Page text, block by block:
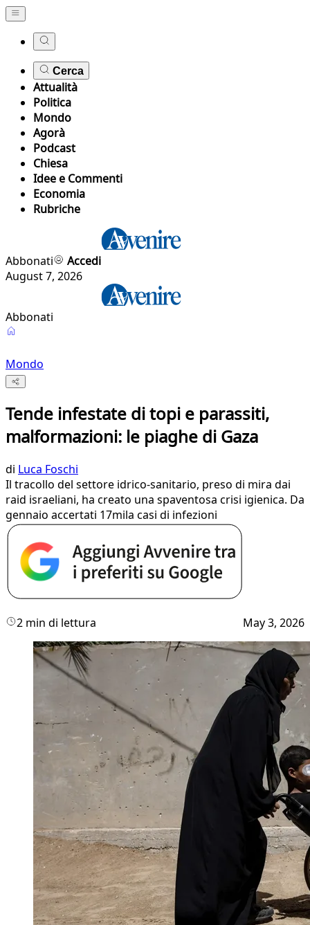
Cerca
Attualità
Politica
Mondo
Agorà
Podcast
Chiesa
Idee e Commenti
Economia
Rubriche
Abbonati
Accedi
August 7, 2026
Abbonati
Mondo
Tende infestate di topi e parassiti,
malformazioni: le piaghe di Gaza
di Luca Foschi
Il tracollo del settore idrico-sanitario, preso di mira dai
raid israeliani, ha creato una spaventosa crisi igienica. Da
gennaio accertati 17mila casi di infezioni
2 min di lettura May 3, 2026